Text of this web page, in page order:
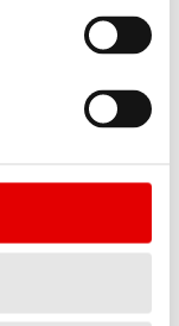
fiabilité,
d'une
qui ont
Hybrid afin
besoins